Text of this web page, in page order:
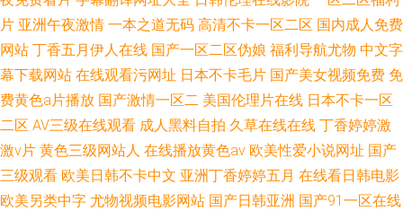
片 亚洲午夜激情 一本之道无码 高清不卡一区二区 国内成人免费
网站 丁香五月伊人在线 国产一区二区伪娘 福利导航尤物 中文字
幕下载网站 在线观看污网址 日本不卡毛片 国产美女视频免费 免
费黄色a片播放 国产激情一区二 美国伦理片在线 日本不卡一区
二区 AV三级在线观看 成人黑料自拍 久草在线在线 丁香婷婷激
激v片 黄色三级网站人 在线播放黄色av 欧美性爱小说网址 国产
三级观看 欧美日韩不卡中文 亚洲丁香婷婷五月 在线看日韩电影
欧美另类中字 尤物视频电影网站 国产日韩亚洲 国产91一区在线